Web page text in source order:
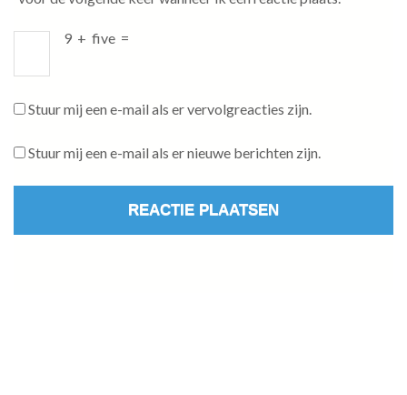
9 + five =
Stuur mij een e-mail als er vervolgreacties zijn.
Stuur mij een e-mail als er nieuwe berichten zijn.